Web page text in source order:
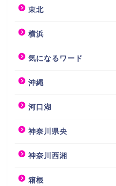
東北
横浜
気になるワード
沖縄
河口湖
神奈川県央
神奈川西湘
箱根